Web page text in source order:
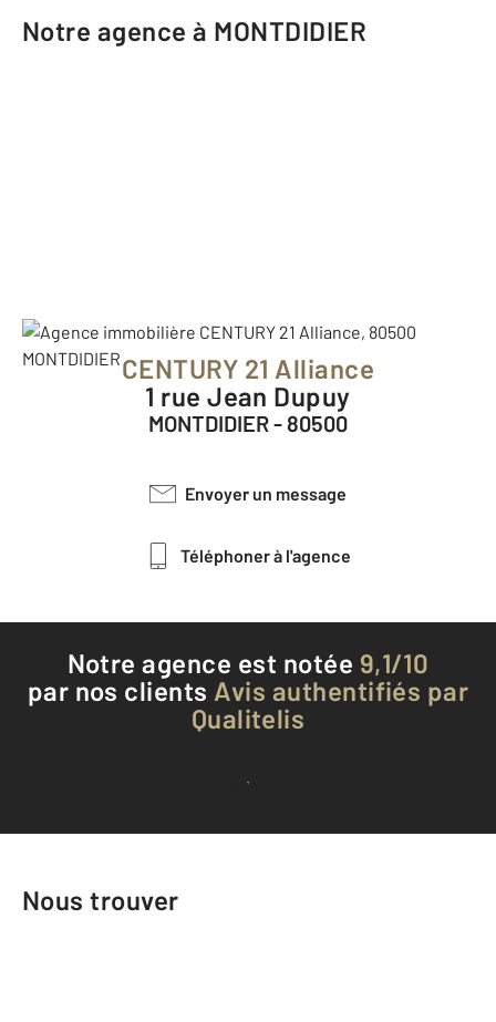
Notre agence à MONTDIDIER
CENTURY 21 Alliance
1 rue Jean Dupuy
MONTDIDIER - 80500
Envoyer un message
Téléphoner à l'agence
Notre agence est notée 9,1/10
par nos clients Avis authentifiés par
Qualitelis
Voir tous les avis clients
Nous trouver